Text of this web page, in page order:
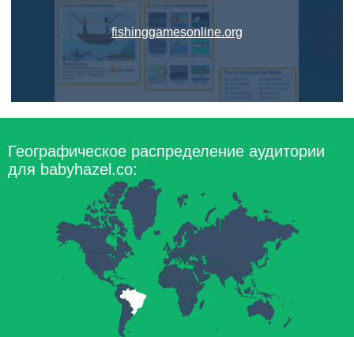
fishinggamesonline.org
Географическое распределение аудитории
для babyhazel.co: